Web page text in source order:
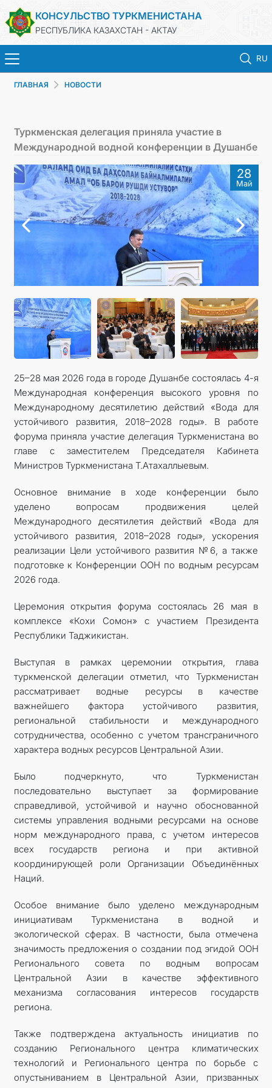
КОНСУЛЬСТВО ТУРКМЕНИСТАНА
РЕСПУБЛИКА КАЗАХСТАН - АКТАУ
RU
ТУРКМЕНИСТАН
КОНСУЛЬСКИЕ УСЛУГИ
МИД
ЗАПИСЬ НА ПРИЕМ
КОНТАКТНЫЕ ДАННЫЕ
ДОКУМЕНТЫ
ПРАЗДНИЧНЫЕ И ПАМЯТНЫЕ ДНИ
ГЛАВНАЯ НОВОСТИ
Туркменская делегация приняла участие в
Международной водной конференции в Душанбе
28
Май
25–28 мая 2026 года в городе Душанбе состоялась 4-я
Международная конференция высокого уровня по
Международному десятилетию действий «Вода для
устойчивого развития, 2018–2028 годы». В работе
форума приняла участие делегация Туркменистана во
главе с заместителем Председателя Кабинета
Министров Туркменистана Т.Атахаллыевым.
Основное внимание в ходе конференции было
уделено вопросам продвижения целей
Международного десятилетия действий «Вода для
устойчивого развития, 2018–2028 годы», ускорения
реализации Цели устойчивого развития №6, а также
подготовке к Конференции ООН по водным ресурсам
2026 года.
Церемония открытия форума состоялась 26 мая в
комплексе «Кохи Сомон» с участием Президента
Республики Таджикистан.
Выступая в рамках церемонии открытия, глава
туркменской делегации отметил, что Туркменистан
рассматривает водные ресурсы в качестве
важнейшего фактора устойчивого развития,
региональной стабильности и международного
сотрудничества, особенно с учетом трансграничного
характера водных ресурсов Центральной Азии.
Было подчеркнуто, что Туркменистан
последовательно выступает за формирование
справедливой, устойчивой и научно обоснованной
системы управления водными ресурсами на основе
норм международного права, с учетом интересов
всех государств региона и при активной
координирующей роли Организации Объединённых
Наций.
Особое внимание было уделено международным
инициативам Туркменистана в водной и
экологической сферах. В частности, была отмечена
значимость предложения о создании под эгидой ООН
Регионального совета по водным вопросам
Центральной Азии в качестве эффективного
механизма согласования интересов государств
региона.
Также подтверждена актуальность инициатив по
созданию Регионального центра климатических
технологий и Регионального центра по борьбе с
опустыниванием в Центральной Азии, призванных